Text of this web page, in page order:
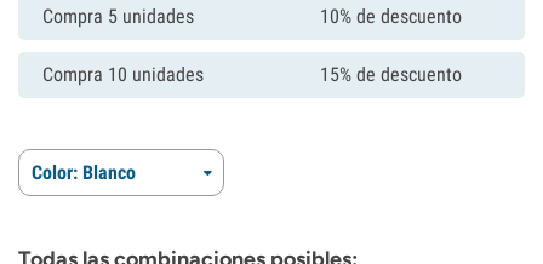
Compra 5 unidades 10% de descuento
Compra 10 unidades 15% de descuento
Color: Blanco